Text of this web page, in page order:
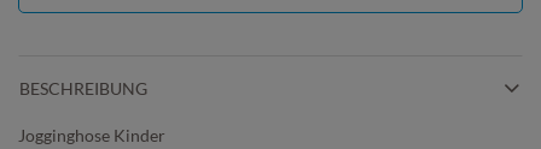
BESCHREIBUNG
Jogginghose Kinder